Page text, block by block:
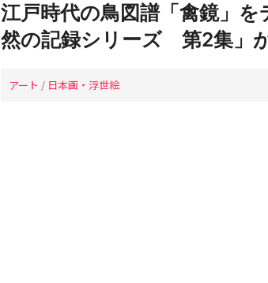
江戸時代の鳥図譜「禽鏡」
然の記録シリーズ 第2集」
アート / 日本画・浮世絵